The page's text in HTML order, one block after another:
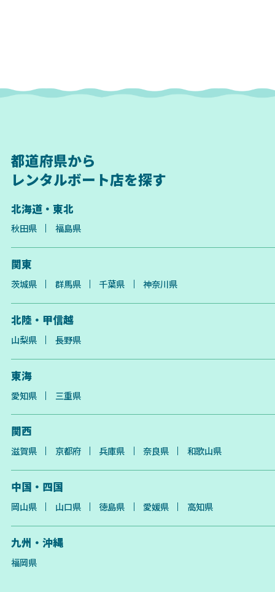
都道府県から
レンタルボート店を探す
北海道・東北
秋田県 福島県
関東
茨城県 群馬県 千葉県 神奈川県
北陸・甲信越
山梨県 長野県
東海
愛知県 三重県
関西
滋賀県 京都府 兵庫県 奈良県 和歌山県
中国・四国
岡山県 山口県 徳島県 愛媛県 高知県
九州・沖縄
福岡県